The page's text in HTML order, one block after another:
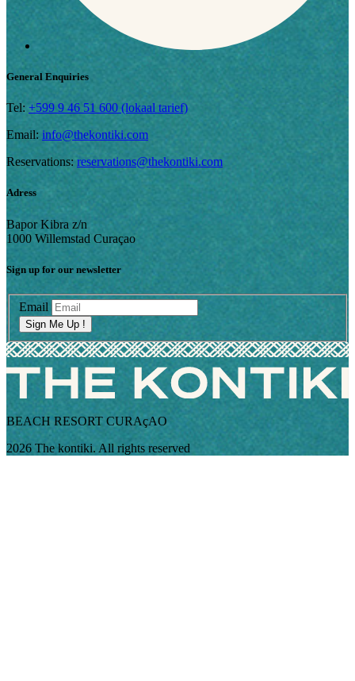
General Enquiries
Tel: +599 9 46 51 600 (lokaal tarief)
Email: info@thekontiki.com
Reservations: reservations@thekontiki.com
Adress
Bapor Kibra z/n
1000 Willemstad Curaçao
Sign up for our newsletter
Email
Sign Me Up !
BEACH RESORT CURAçAO
2026 The kontiki. All rights reserved